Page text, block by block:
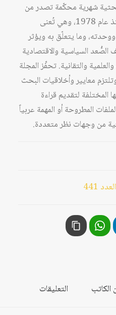
شهرية محكّمة تصدر من
مركز دراسات الوحدة العربية منذ عام 1978، وهي تُعنى
وما يتعلّق به ويؤثر
الصُّعد السياسية والاقتصادية
والتقانية. تحفِّز المجلة
معايير وأخلاقيات البحث
المختلفة لتقديم قراءة
المطروحة أو المهمة عربياً
من وجهات نظر متعددة.
441
الكاتب التعليقات